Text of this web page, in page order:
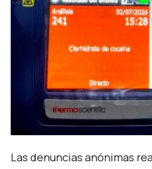
Las denuncias anónimas